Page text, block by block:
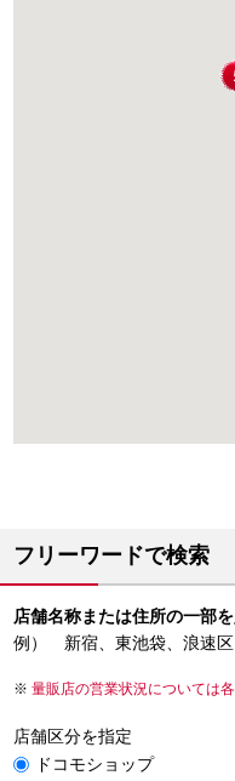
フリーワードで検索
店舗名称または住所の一部
例） 新宿、東池袋、浪速
量販店の営業状況については
店舗区分を指定
ドコモショップ